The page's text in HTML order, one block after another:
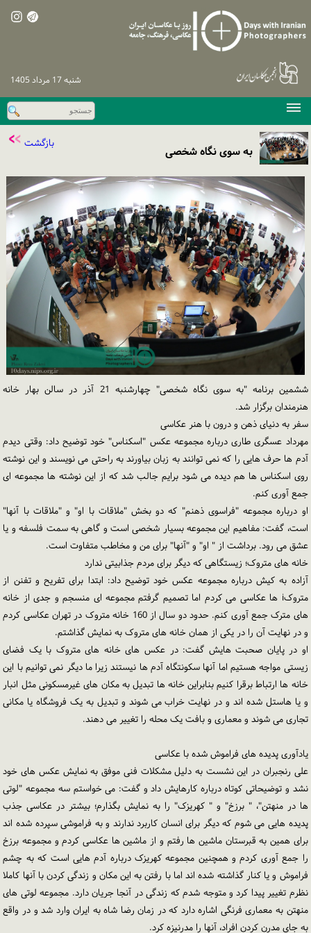
شنبه 17 مرداد 1405
دوره‌های پیشین
اخبار
نشست‌های تخصصی
نظرسنجی
پیگیری / ورود
تماس با ما
بازگشت
به سوی نگاه شخصی
ششمین برنامه "به سوی نگاه شخصی" چهارشنبه 21 آذر در سالن بهار خانه
هنرمندان برگزار شد.
سفر به دنیای ذهن و درون با هنر عکاسی
مهرداد عسگری طاری درباره مجموعه عکس "اسکناس" خود توضیح داد: وقتی دیدم
آدم ها حرف هایی را که نمی توانند به زبان بیاورند به راحتی می نویسند و این نوشته
روی اسکناس ها هم دیده می شود برایم جالب شد که از این نوشته ها مجموعه ای
جمع آوری کنم.
او درباره مجموعه "فراسوی ذهنم" که دو بخش "ملاقات با او" و "ملاقات با آنها"
است، گفت: مفاهیم این مجموعه بسیار شخصی است و گاهی به سمت فلسفه و یا
عشق می رود. برداشت از " او" و "آنها" برای من و مخاطب متفاوت است.
خانه های متروک؛ زیستگاهی که دیگر برای مردم جذابیتی ندارد
آزاده به کیش درباره مجموعه عکس خود توضیح داد: ابتدا برای تفریح و تفنن از
متروکi ها عکاسی می کردم اما تصمیم گرفتم مجموعه ای منسجم و جدی از خانه
های مترک جمع آوری کنم. حدود دو سال از 160 خانه متروک در تهران عکاسی کردم
و در نهایت آن را در یکی از همان خانه های متروک به نمایش گذاشتم.
او در پایان صحبت هایش گفت: در عکس های خانه های متروک با یک فضای
زیستی مواجه هستیم اما آنها سکونتگاه آدم ها نیستند زیرا ما دیگر نمی توانیم با این
خانه ها ارتباط برقرا کنیم بنابراین خانه ها تبدیل به مکان های غیرمسکونی مثل انبار
و یا هاستل شده اند و در نهایت خراب می شوند و تبدیل به یک فروشگاه یا مکانی
تجاری می شوند و معماری و بافت یک محله را تغییر می دهند.
یادآوری پدیده های فراموش شده با عکاسی
علی رنجبران در این نشست به دلیل مشکلات فنی موفق به نمایش عکس های خود
نشد و توضیحاتی کوتاه درباره کارهایش داد و گفت: می خواستم سه مجموعه "لوتی
ها در منهتن"، " برزخ" و " کهریزک" را به نمایش بگذارم؛ بیشتر در عکاسی جذب
پدیده هایی می شوم که دیگر برای انسان کاربرد ندارند و به فراموشی سپرده شده اند
برای همین به قبرستان ماشین ها رفتم و از ماشین ها عکاسی کردم و مجموعه برزخ
را جمع آوری کردم و همچنین مجموعه کهریزک درباره آدم هایی است که به چشم
فراموش و یا کنار گذاشته شده اند اما با رفتن به این مکان و زندگی کردن با آنها کاملا
نظرم تغییر پیدا کرد و متوجه شدم که زندگی در آنجا جریان دارد. مجموعه لوتی های
منهتن به معماری فرنگی اشاره دارد که در زمان رضا شاه به ایران وارد شد و در واقع
به جای مدرن کردن افراد، آنها را مدرنیزه کرد.